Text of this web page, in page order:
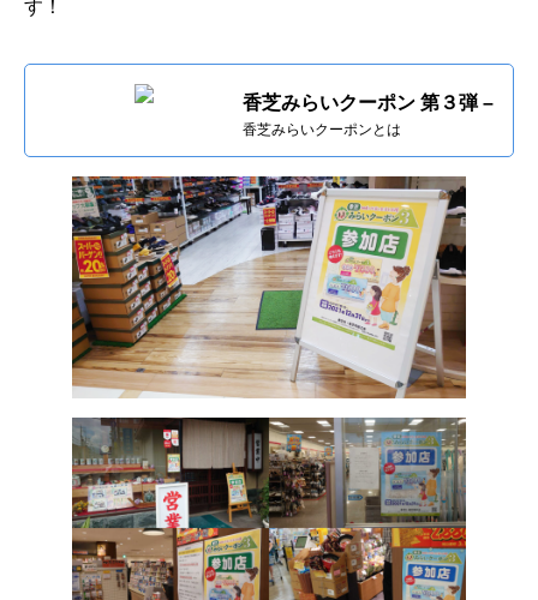
す！
香芝みらいクーポン 第３弾 –
香芝みらいクーポンとは